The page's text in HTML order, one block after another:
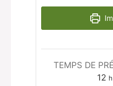
TEMPS DE
12 h